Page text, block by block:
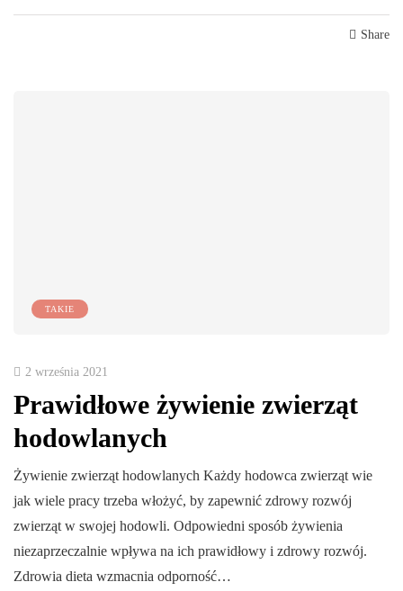
Share
TAKIE
2 września 2021
Prawidłowe żywienie zwierząt
hodowlanych
Żywienie zwierząt hodowlanych Każdy hodowca zwierząt wie
jak wiele pracy trzeba włożyć, by zapewnić zdrowy rozwój
zwierząt w swojej hodowli. Odpowiedni sposób żywienia
niezaprzeczalnie wpływa na ich prawidłowy i zdrowy rozwój.
Zdrowia dieta wzmacnia odporność…